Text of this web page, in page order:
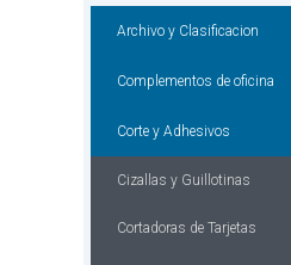
Archivo y Clasificacion
Complementos de oficina
Corte y Adhesivos
Cizallas y Guillotinas
Cortadoras de Tarjetas